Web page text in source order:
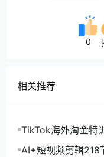
0
相关推荐
TikTok海外淘金特
+剪映数字人，月
AI+短视频剪辑218